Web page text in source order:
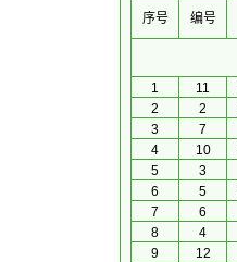
序号 编号
1 11
2
2
3
7
4
10
5
3
6
5
7
6
8
4
9
12